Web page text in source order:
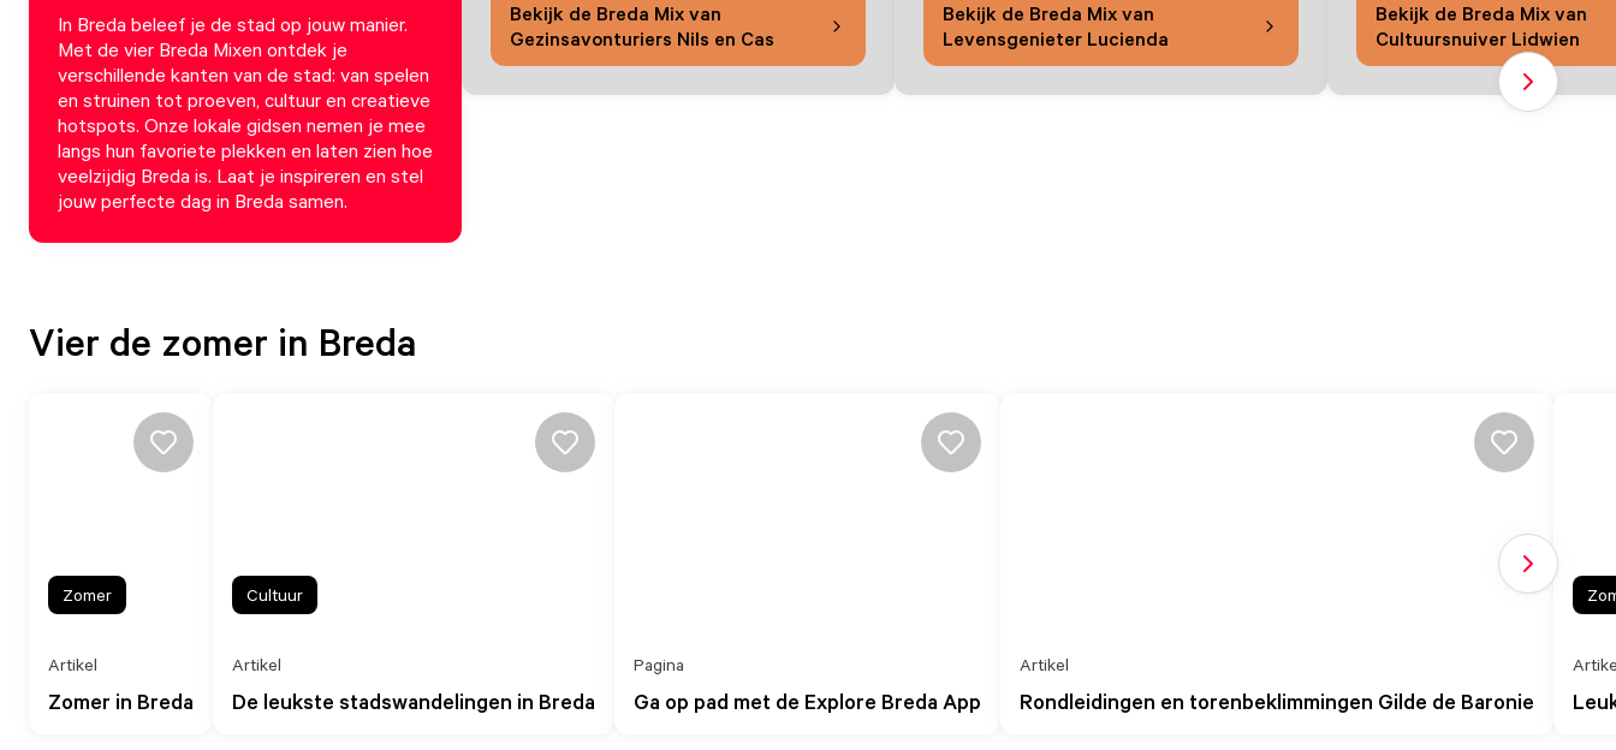
In Breda beleef je de stad op jouw manier.
Met de vier Breda Mixen ontdek je
verschillende kanten van de stad: van spelen
en struinen tot proeven, cultuur en creatieve
hotspots. Onze lokale gidsen nemen je mee
langs hun favoriete plekken en laten zien hoe
veelzijdig Breda is. Laat je inspireren en stel
jouw perfecte dag in Breda samen.
Bekijk de Breda Mix van
Gezinsavonturiers Nils en Cas
Bekijk de Breda Mix van
Levensgenieter Lucienda
Bekijk de Breda Mix van
Cultuursnuiver Lidwien
Volgende
Vier de zomer in Breda
Zomer in Breda
Artikel
Zomer
De leukste stadswandelingen in Breda
Artikel
Cultuur
Ga op pad met de Explore Breda App
Pagina
Rondleidingen en torenbeklimmingen Gilde de Baronie
Artikel
Volgende